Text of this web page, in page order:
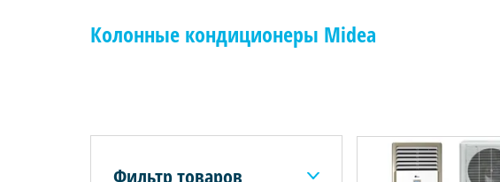
Колонные кондиционеры Midea
Фильтр товаров